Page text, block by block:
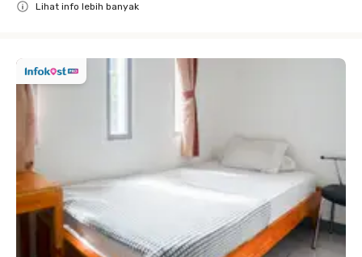
Lihat info lebih banyak